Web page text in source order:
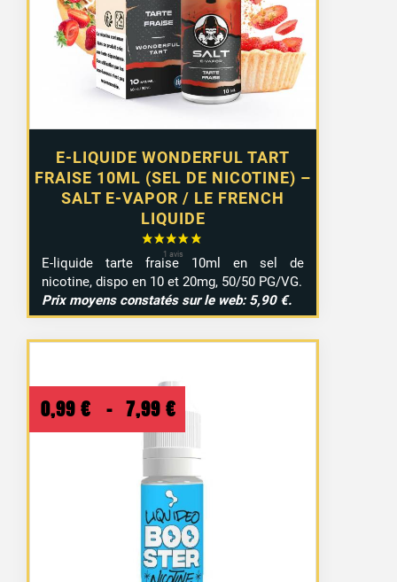
E-LIQUIDE WONDERFUL TART
FRAISE 10ML (SEL DE NICOTINE) –
SALT E-VAPOR / LE FRENCH
LIQUIDE
E-liquide tarte fraise 10ml en sel de
nicotine, dispo en 10 et 20mg, 50/50 PG/VG.
Prix moyens constatés sur le web: 5,90 €.
0,99 € – 7,99 € Plage
de
prix :
0,99 €
à
7,99 €